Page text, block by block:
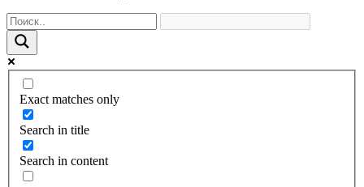
Exact matches only
Search in title
Search in content